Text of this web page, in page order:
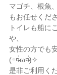
マゴチ、根魚
もお任せくだ
トイレも船に
や、
女性の方でも
(⌯︎¤̴̶̷̀ω¤̴̶̷́)✧︎
是非ご利用くだ